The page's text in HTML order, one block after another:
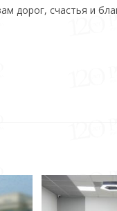
дорог, счастья и